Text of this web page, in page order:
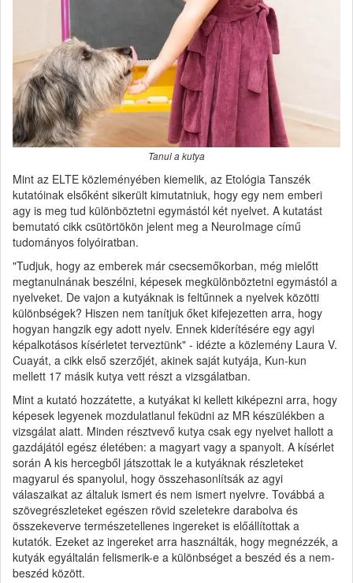
Tanul a kutya
Mint az ELTE közleményében kiemelik, az Etológia Tanszék
kutatóinak elsőként sikerült kimutatniuk, hogy egy nem emberi
agy is meg tud különböztetni egymástól két nyelvet. A kutatást
bemutató cikk csütörtökön jelent meg a NeuroImage című
tudományos folyóiratban.
"Tudjuk, hogy az emberek már csecsemőkorban, még mielőtt
megtanulnának beszélni, képesek megkülönböztetni egymástól a
nyelveket. De vajon a kutyáknak is feltűnnek a nyelvek közötti
különbségek? Hiszen nem tanítjuk őket kifejezetten arra, hogy
hogyan hangzik egy adott nyelv. Ennek kiderítésére egy agyi
képalkotásos kísérletet terveztünk" - idézte a közlemény Laura V.
Cuayát, a cikk első szerzőjét, akinek saját kutyája, Kun-kun
mellett 17 másik kutya vett részt a vizsgálatban.
Mint a kutató hozzátette, a kutyákat ki kellett kiképezni arra, hogy
képesek legyenek mozdulatlanul feküdni az MR készülékben a
vizsgálat alatt. Minden résztvevő kutya csak egy nyelvet hallott a
gazdájától egész életében: a magyart vagy a spanyolt. A kísérlet
során A kis hercegből játszottak le a kutyáknak részleteket
magyarul és spanyolul, hogy összehasonlítsák az agyi
válaszaikat az általuk ismert és nem ismert nyelvre. Továbbá a
szövegrészleteket egészen rövid szeletekre darabolva és
összekeverve természetellenes ingereket is előállítottak a
kutatók. Ezeket az ingereket arra használták, hogy megnézzék, a
kutyák egyáltalán felismerik-e a különbséget a beszéd és a nem-
beszéd között.